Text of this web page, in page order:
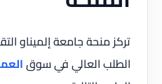
تركز منحة جامعة إلميناو
الطلب العالي في سوق